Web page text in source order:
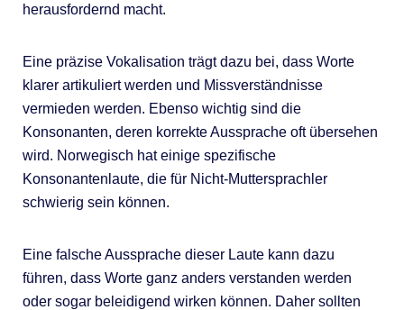
herausfordernd macht.
Eine präzise Vokalisation trägt dazu bei, dass Worte
klarer artikuliert werden und Missverständnisse
vermieden werden. Ebenso wichtig sind die
Konsonanten, deren korrekte Aussprache oft übersehen
wird. Norwegisch hat einige spezifische
Konsonantenlaute, die für Nicht-Muttersprachler
schwierig sein können.
Eine falsche Aussprache dieser Laute kann dazu
führen, dass Worte ganz anders verstanden werden
oder sogar beleidigend wirken können. Daher sollten